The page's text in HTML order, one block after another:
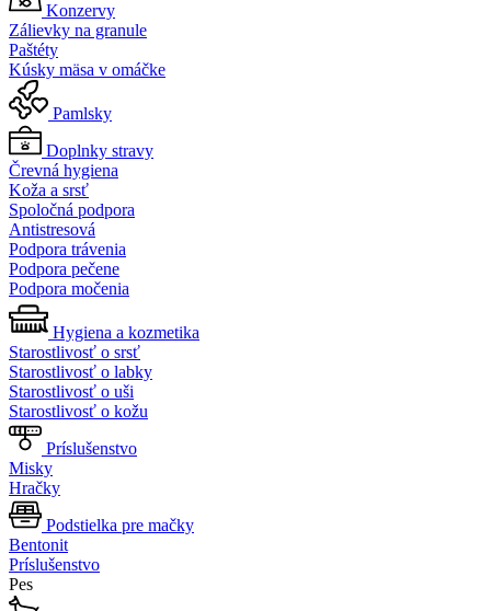
Konzervy
Zálievky na granule
Paštéty
Kúsky mäsa v omáčke
Pamlsky
Doplnky stravy
Črevná hygiena
Koža a srsť
Spoločná podpora
Antistresová
Podpora trávenia
Podpora pečene
Podpora močenia
Hygiena a kozmetika
Starostlivosť o srsť
Starostlivosť o labky
Starostlivosť o uši
Starostlivosť o kožu
Príslušenstvo
Misky
Hračky
Podstielka pre mačky
Bentonit
Príslušenstvo
Pes